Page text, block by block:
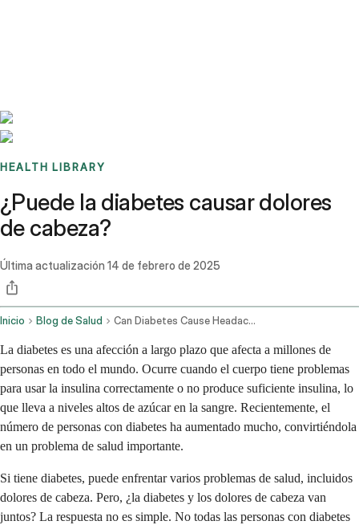
HEALTH LIBRARY
¿Puede la diabetes causar dolores
de cabeza?
Última actualización 14 de febrero de 2025
Inicio Blog de Salud Can Diabetes Cause Headaches
La diabetes es una afección a largo plazo que afecta a millones de
personas en todo el mundo. Ocurre cuando el cuerpo tiene problemas
para usar la insulina correctamente o no produce suficiente insulina, lo
que lleva a niveles altos de azúcar en la sangre. Recientemente, el
número de personas con diabetes ha aumentado mucho, convirtiéndola
en un problema de salud importante.
Si tiene diabetes, puede enfrentar varios problemas de salud, incluidos
dolores de cabeza. Pero, ¿la diabetes y los dolores de cabeza van
juntos? La respuesta no es simple. No todas las personas con diabetes